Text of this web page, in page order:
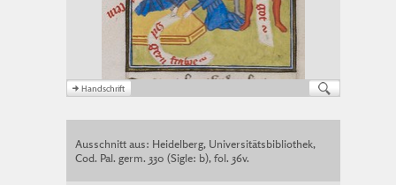
Ausschnitt aus: Heidelberg, Universitätsbibliothek,
Cod. Pal. germ. 330 (Sigle: b), fol. 36v.